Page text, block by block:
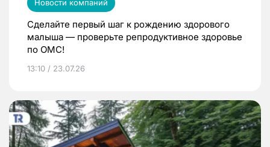
Новости компаний
Сделайте первый шаг к рождению здорового
малыша — проверьте репродуктивное здоровье
по ОМС!
13:10 / 23.07.26